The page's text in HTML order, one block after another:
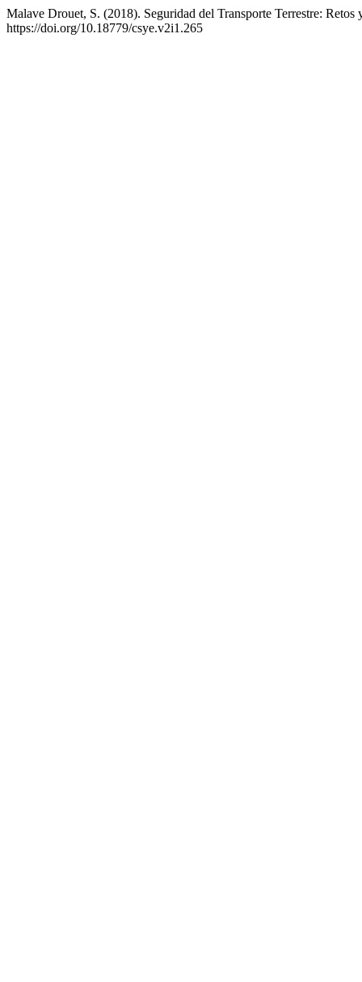
Malave Drouet, S. (2018). Seguridad del Transporte Terrestre: Retos
https://doi.org/10.18779/csye.v2i1.265